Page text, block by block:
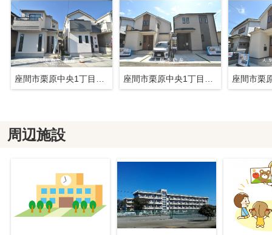
座間市栗原中央1丁目 新築戸建て 全2棟【仲介手数料無料】 座間市栗原中央1丁目 新築戸建て 全2棟【仲介手数料無料】
周辺施設